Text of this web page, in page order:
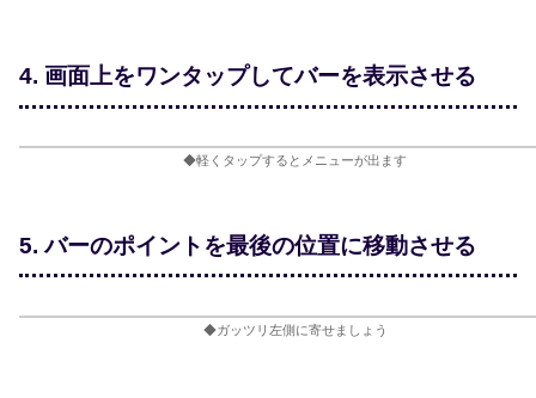
4. 画面上をワンタップしてバーを表示させる
◆軽くタップするとメニューが出ます
5. バーのポイントを最後の位置に移動させる
◆ガッツリ左側に寄せましょう